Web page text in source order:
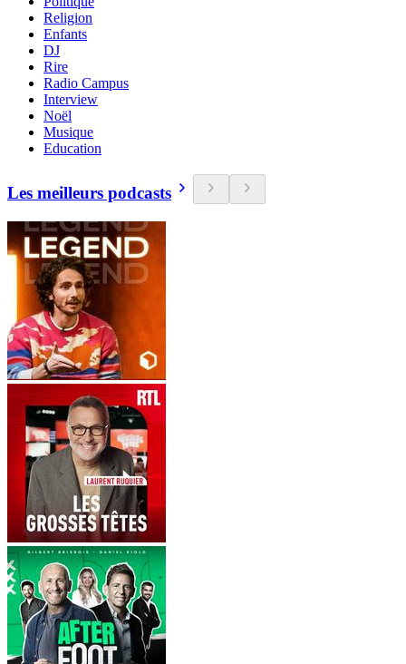
Religion
Enfants
DJ
Rire
Radio Campus
Interview
Noël
Musique
Education
Les meilleurs podcasts